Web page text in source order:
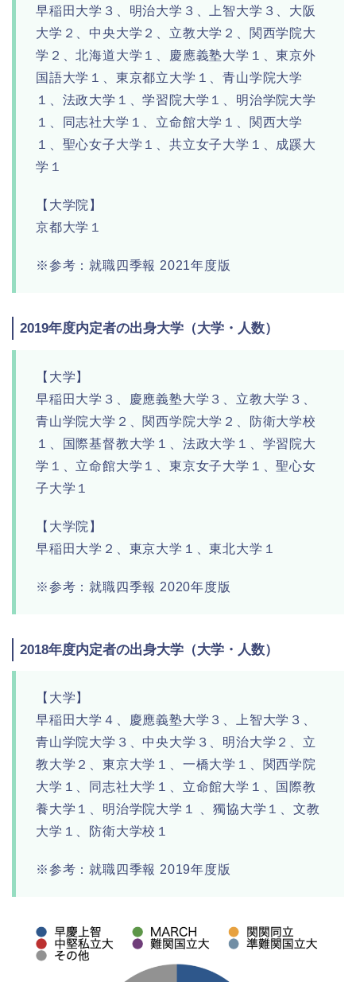
早稲田大学３、明治大学３、上智大学３、大阪
大学２、中央大学２、立教大学２、関西学院大
学２、北海道大学１、慶應義塾大学１、東京外
国語大学１、東京都立大学１、青山学院大学
１、法政大学１、学習院大学１、明治学院大学
１、同志社大学１、立命館大学１、関西大学
１、聖心女子大学１、共立女子大学１、成蹊大
学１
【大学院】
京都大学１
※参考：就職四季報 2021年度版
2019年度内定者の出身大学（大学・人数）
【大学】
早稲田大学３、慶應義塾大学３、立教大学３、
青山学院大学２、関西学院大学２、防衛大学校
１、国際基督教大学１、法政大学１、学習院大
学１、立命館大学１、東京女子大学１、聖心女
子大学１
【大学院】
早稲田大学２、東京大学１、東北大学１
※参考：就職四季報 2020年度版
2018年度内定者の出身大学（大学・人数）
【大学】
早稲田大学４、慶應義塾大学３、上智大学３、
青山学院大学３、中央大学３、明治大学２、立
教大学２、東京大学１、一橋大学１、関西学院
大学１、同志社大学１、立命館大学１、国際教
養大学１、明治学院大学１ 、獨協大学１、文教
大学１、防衛大学校１
※参考：就職四季報 2019年度版